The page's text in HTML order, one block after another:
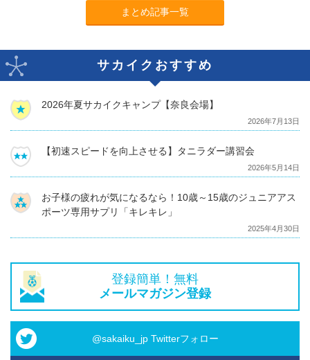
まとめ記事一覧
サカイクおすすめ
2026年夏サカイクキャンプ【奈良会場】
2026年7月13日
【初速スピードを向上させる】タニラダー講習会
2026年5月14日
お子様の疲れが気になるなら！10歳～15歳のジュニアアス
ポーツ専用サプリ「キレキレ」
2025年4月30日
登録簡単！無料
メールマガジン登録
@sakaiku_jp Twitterフォロー